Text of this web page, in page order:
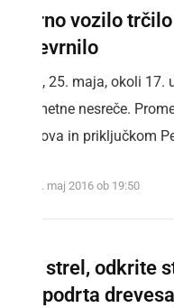
Tovorno vozilo
se prevrnilo
V sredo, 25. maja, okoli
do prometne nesreče.
Dragučova in priključkom
sreda, 25. maj 2016 ob 19:50
Udari strel, odkrite
kleti, podrta